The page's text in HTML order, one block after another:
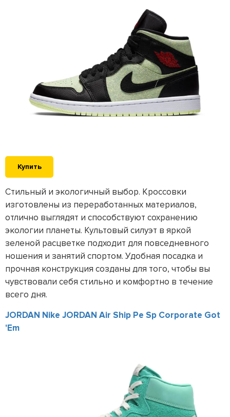
Купить
Стильный и экологичный выбор. Кроссовки
изготовлены из переработанных материалов,
отлично выглядят и способствуют сохранению
экологии планеты. Культовый силуэт в яркой
зеленой расцветке подходит для повседневного
ношения и занятий спортом. Удобная посадка и
прочная конструкция созданы для того, чтобы вы
чувствовали себя стильно и комфортно в течение
всего дня.
JORDAN Nike JORDAN Air Ship Pe Sp Corporate Got
'Em